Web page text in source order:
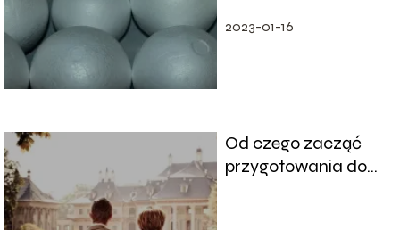
2023-01-16
Od czego zacząć
przygotowania do